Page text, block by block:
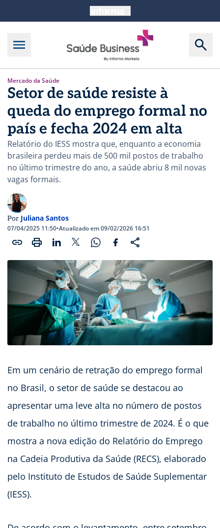
Mercado da Saúde
Setor de saúde resiste à
queda do emprego formal no
país e fecha 2024 em alta
Relatório do IESS mostra que, enquanto a economia
brasileira perdeu mais de 500 mil postos de trabalho
no último trimestre do ano, a saúde abriu 8 mil novas
vagas formais.
Por Juliana Santos
07/04/2025 11:50•Atualizado em 09/02/2026 16:51
Em um cenário de retração do emprego formal
no Brasil, o setor de saúde se destacou ao
apresentar uma leve alta no número de postos
de trabalho no último trimestre de 2024. É o que
mostra a nova edição do Relatório do Emprego
na Cadeia Produtiva da Saúde (RECS), elaborado
pelo Instituto de Estudos de Saúde Suplementar
(IESS).